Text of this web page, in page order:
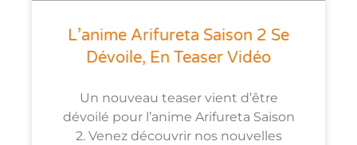
L’anime Arifureta Saison 2 Se
Dévoile, En Teaser Vidéo
Un nouveau teaser vient d’être
dévoilé pour l’anime Arifureta Saison
2. Venez découvrir nos nouvelles